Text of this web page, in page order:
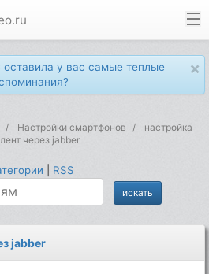
×
у вас самые теплые
Настройки смартфонов
настройка
через jabber
RSS
jabber